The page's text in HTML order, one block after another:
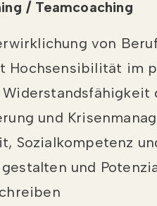
/ Teamcoaching
von
Hochsensibilität im
und
Sozialkompetenz
und